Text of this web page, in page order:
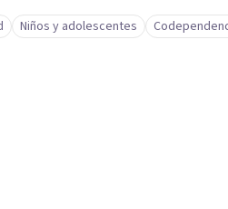
las herramientas necesarias para
Niños y adolescentes